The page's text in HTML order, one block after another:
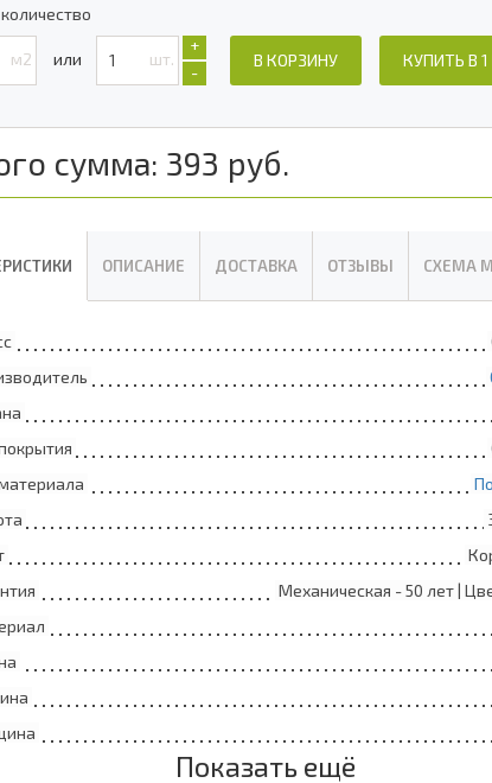
м2 шт.
+
-
В КОРЗИНУ КУПИТЬ В
сумма: 393 руб.
ОПИСАНИЕ ДОСТАВКА ОТЗЫВЫ СХЕМА
Механическая - 50 лет |
Показать ещё